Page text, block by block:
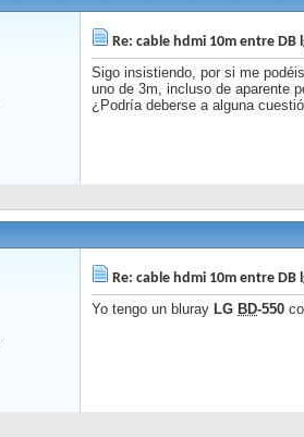
Re: cable hdmi 10m entre
Sigo insistiendo, por si me
uno de 3m, incluso de aparente
¿Podría deberse a alguna
Re: cable hdmi 10m entre
Yo tengo un bluray LG BD-550